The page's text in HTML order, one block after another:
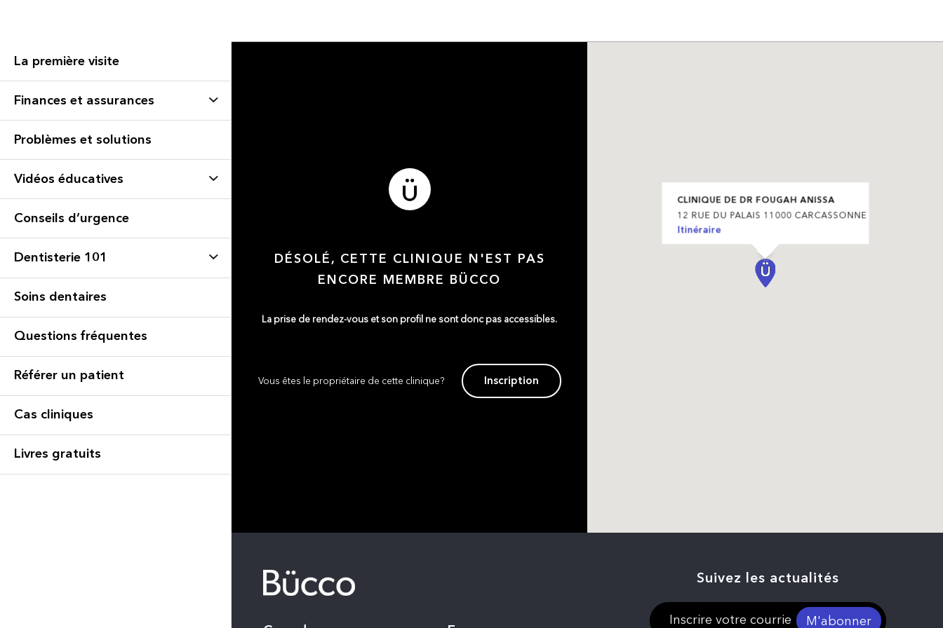
La première visite
Finances et assurances
Problèmes et solutions
Vidéos éducatives
Conseils d’urgence
Dentisterie 101
Soins dentaires
Questions fréquentes
Référer un patient
Cas cliniques
Livres gratuits
DÉSOLÉ, CETTE CLINIQUE N'EST PAS
ENCORE MEMBRE BÜCCO
La prise de rendez-vous et son profil ne sont donc pas accessibles.
Vous êtes le propriétaire de cette clinique? Inscription
CLINIQUE DE DR FOUGAH ANISSA
12 RUE DU PALAIS 11000 CARCASSONNE
Itinéraire
Suivez les actualités
M'abonner